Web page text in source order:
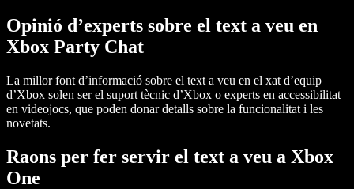
Opinió d’experts sobre el text a veu en
Xbox Party Chat
La millor font d’informació sobre el text a veu en el xat d’equip
d’Xbox solen ser el suport tècnic d’Xbox o experts en accessibilitat
en videojocs, que poden donar detalls sobre la funcionalitat i les
novetats.
Raons per fer servir el text a veu a Xbox
One